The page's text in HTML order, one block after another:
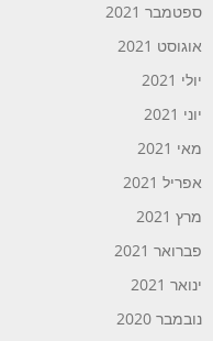
ספטמבר 2021
אוגוסט 2021
יולי 2021
יוני 2021
מאי 2021
אפריל 2021
מרץ 2021
פברואר 2021
ינואר 2021
נובמבר 2020